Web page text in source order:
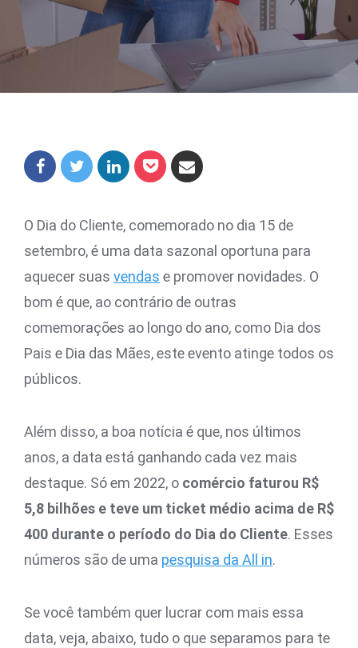
O Dia do Cliente, comemorado no dia 15 de
setembro, é uma data sazonal oportuna para
aquecer suas vendas e promover novidades. O
bom é que, ao contrário de outras
comemorações ao longo do ano, como Dia dos
Pais e Dia das Mães, este evento atinge todos os
públicos.
Além disso, a boa notícia é que, nos últimos
anos, a data está ganhando cada vez mais
destaque. Só em 2022, o comércio faturou R$
5,8 bilhões e teve um ticket médio acima de R$
400 durante o período do Dia do Cliente. Esses
números são de uma pesquisa da All in.
Se você também quer lucrar com mais essa
data, veja, abaixo, tudo o que separamos para te